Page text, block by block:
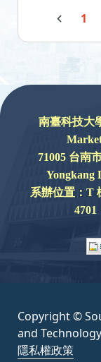
1
南臺科技大
71005 台南
Yongkang
系辦位置： T
Copyright ©
and
隱私權政策